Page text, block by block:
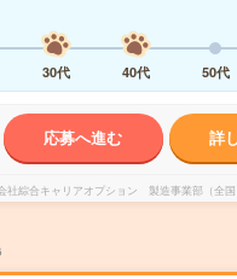
30代 40代 50代
応募へ進む 詳
社綜合キャリアオプション 製造事業部（全国